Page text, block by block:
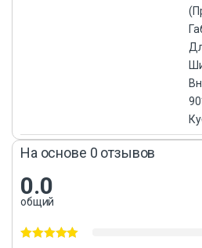
На основе 0 отзывов
0.0
общий